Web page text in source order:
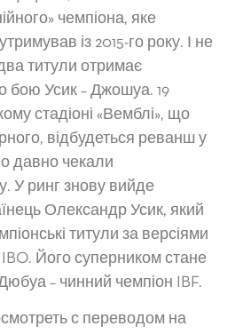
чемпіона, яке
із 2015-го року. І не
титули отримає
бою Усик – Джошуа. 19
стадіоні «Вемблі», що
відбудеться реванш у
давно чекали
У ринг знову вийде
Олександр Усик, який
титули за версіями
Його суперником стане
– чинний чемпіон IBF.
с переводом на